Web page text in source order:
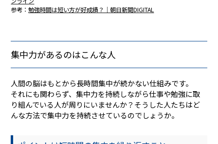
参考：勉強時間は短い方が好成績？｜朝日新聞DIGITAL
集中力があるのはこんな人
人間の脳はもとから長時間集中が続かない仕組みです。
それにも関わらず、集中力を持続しながら仕事や勉強に取
り組んでいる人が周りにいませんか？そうした人たちはど
んな方法で集中力を持続させているのでしょうか。